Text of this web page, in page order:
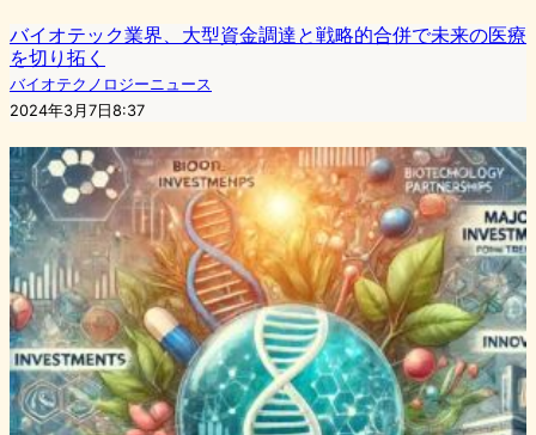
バイオテック業界、大型資金調達と戦略的合併で未来の医療
を切り拓く
バイオテクノロジーニュース
2024年3月7日8:37